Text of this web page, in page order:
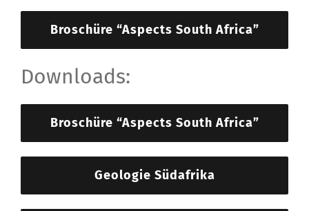
Broschüre “Aspects South Africa”
Downloads:
Broschüre “Aspects South Africa”
Geologie Südafrika